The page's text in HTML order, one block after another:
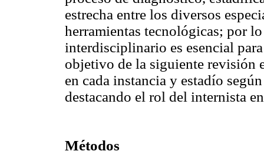
estrecha entre los diversos
herramientas tecnológicas; por
interdisciplinario es esencial
objetivo de la siguiente revisión
en cada instancia y estadío
destacando el rol del internista
Métodos